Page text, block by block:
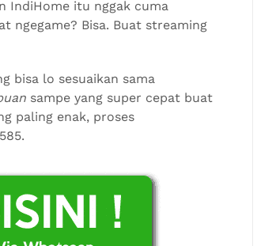
IndiHome itu nggak cuma
ngegame? Bisa. Buat streaming
bisa lo sesuaikan sama
sampe yang super cepat buat
paling enak, proses